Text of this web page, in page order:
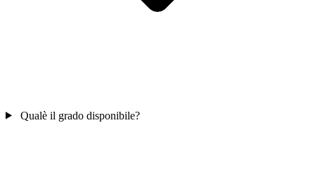
Qualè il grado disponibile?